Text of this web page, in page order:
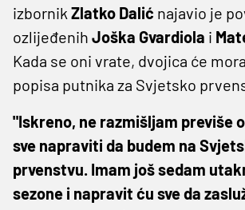
izbornik Zlatko Dalić najavio je
ozlijeđenih Joška Gvardiola i
Kada se oni vrate, dvojica će
popisa putnika za Svjetsko
"Iskreno, ne razmišljam previše
sve napraviti da budem na
prvenstvu. Imam još sedam
sezone i napravit ću sve da